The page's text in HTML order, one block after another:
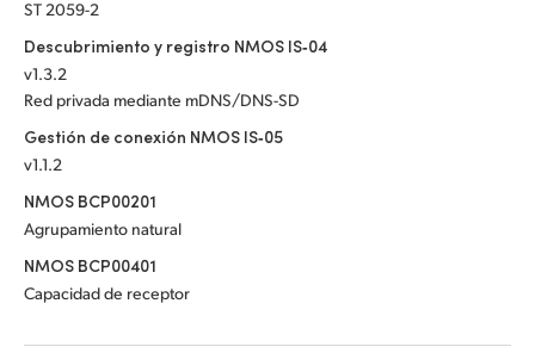
ST 2059-2
Descubrimiento y registro NMOS IS‑04
v1.3.2
Red privada mediante mDNS/DNS-SD
Gestión de conexión NMOS IS‑05
v1.1.2
NMOS BCP00201
Agrupamiento natural
NMOS BCP00401
Capacidad de receptor